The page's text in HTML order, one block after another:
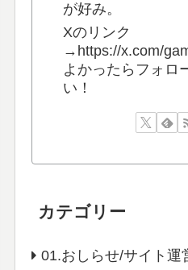
が好み。
Xのリンク
→https://x.com/
よかったらフォロ
い！
カテゴリー
01.おしらせ/サイト運